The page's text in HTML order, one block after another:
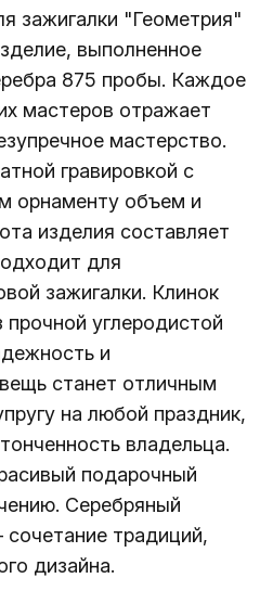
зажигалки "Геометрия"
выполненное
875 пробы. Каждое
мастеров отражает
мастерство.
гравировкой с
орнаменту объем и
изделия составляет
для
зажигалки. Клинок
прочной углеродистой
и
станет отличным
на любой праздник,
владельца.
подарочный
Серебряный
традиций,
дизайна.